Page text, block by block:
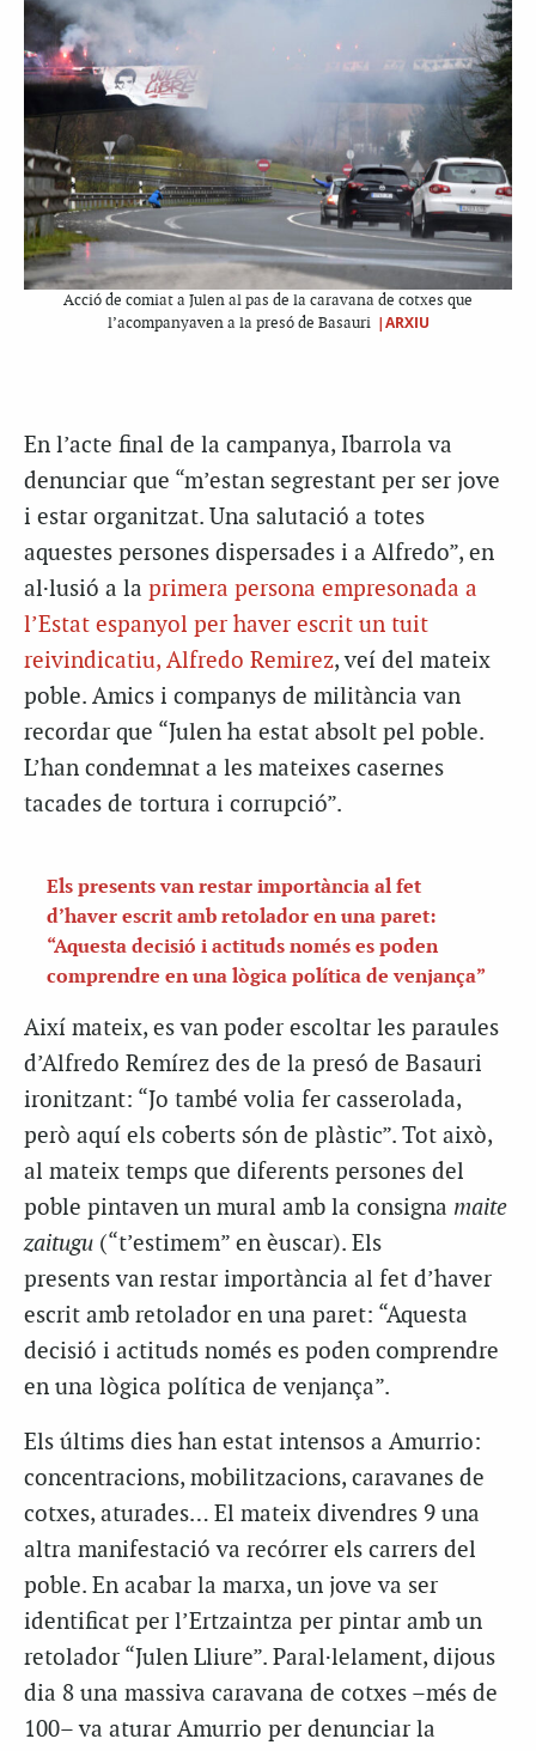
Acció de comiat a Julen al pas de la caravana de cotxes que
l’acompanyaven a la presó de Basauri |ARXIU
En l’acte final de la campanya, Ibarrola va
denunciar que “m’estan segrestant per ser jove
i estar organitzat. Una salutació a totes
aquestes persones dispersades i a Alfredo”, en
al·lusió a la primera persona empresonada a
l’Estat espanyol per haver escrit un tuit
reivindicatiu, Alfredo Remirez, veí del mateix
poble. Amics i companys de militància van
recordar que “Julen ha estat absolt pel poble.
L’han condemnat a les mateixes casernes
tacades de tortura i corrupció”.
Els presents van restar importància al fet
d’haver escrit amb retolador en una paret:
“Aquesta decisió i actituds només es poden
comprendre en una lògica política de venjança”
Així mateix, es van poder escoltar les paraules
d’Alfredo Remírez des de la presó de Basauri
ironitzant: “Jo també volia fer casserolada,
però aquí els coberts són de plàstic”. Tot això,
al mateix temps que diferents persones del
poble pintaven un mural amb la consigna maite
zaitugu (“t’estimem” en èuscar). Els
presents van restar importància al fet d’haver
escrit amb retolador en una paret: “Aquesta
decisió i actituds només es poden comprendre
en una lògica política de venjança”.
Els últims dies han estat intensos a Amurrio:
concentracions, mobilitzacions, caravanes de
cotxes, aturades… El mateix divendres 9 una
altra manifestació va recórrer els carrers del
poble. En acabar la marxa, un jove va ser
identificat per l’Ertzaintza per pintar amb un
retolador “Julen Lliure”. Paral·lelament, dijous
dia 8 una massiva caravana de cotxes –més de
100– va aturar Amurrio per denunciar la